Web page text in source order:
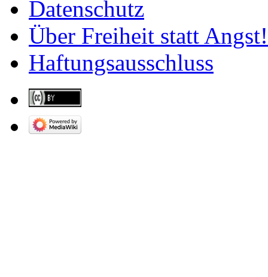
Datenschutz
Über Freiheit statt Angst!
Haftungsausschluss